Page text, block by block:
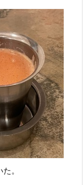
。